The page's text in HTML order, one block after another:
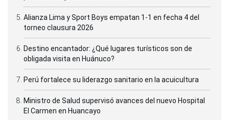
Alianza Lima y Sport Boys empatan 1-1 en fecha 4 del
torneo clausura 2026
Destino encantador: ¿Qué lugares turísticos son de
obligada visita en Huánuco?
Perú fortalece su liderazgo sanitario en la acuicultura
Ministro de Salud supervisó avances del nuevo Hospital
El Carmen en Huancayo